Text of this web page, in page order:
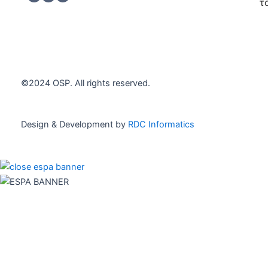
©2024 OSP. All rights reserved.
Design & Development by RDC Informatics